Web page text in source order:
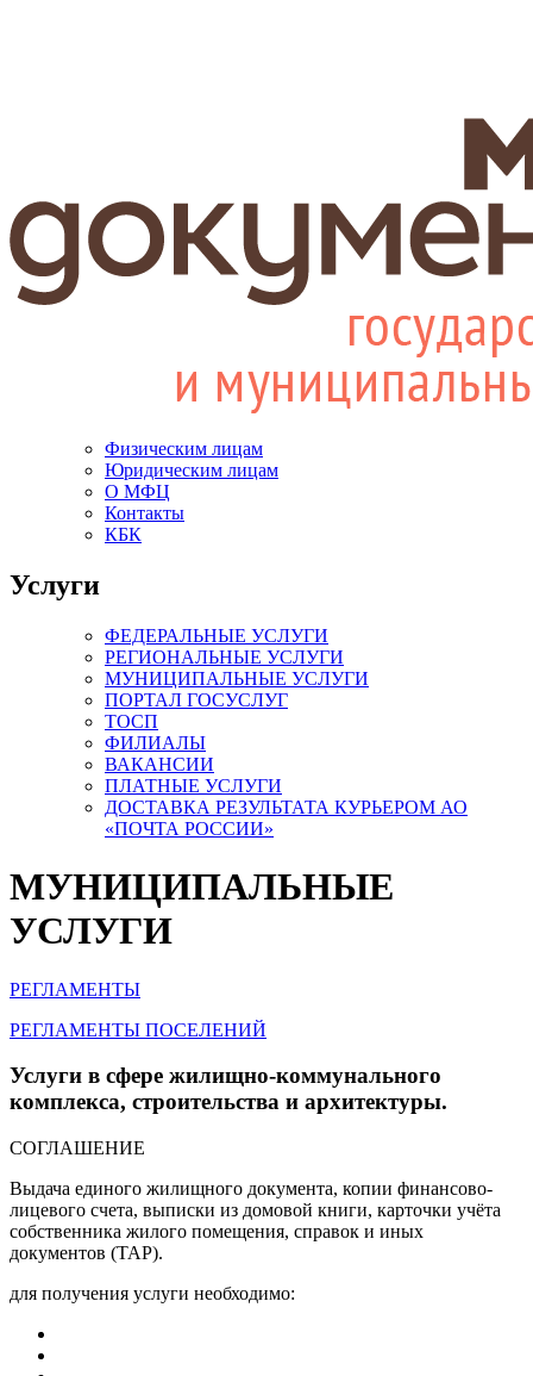
Физическим лицам
Юридическим лицам
О МФЦ
Контакты
КБК
Услуги
ФЕДЕРАЛЬНЫЕ УСЛУГИ
РЕГИОНАЛЬНЫЕ УСЛУГИ
МУНИЦИПАЛЬНЫЕ УСЛУГИ
ПОРТАЛ ГОСУСЛУГ
ТОСП
ФИЛИАЛЫ
ВАКАНСИИ
ПЛАТНЫЕ УСЛУГИ
ДОСТАВКА РЕЗУЛЬТАТА КУРЬЕРОМ АО
«ПОЧТА РОССИИ»
МУНИЦИПАЛЬНЫЕ
УСЛУГИ
РЕГЛАМЕНТЫ
РЕГЛАМЕНТЫ ПОСЕЛЕНИЙ
Услуги в сфере жилищно-коммунального
комплекса, строительства и архитектуры.
СОГЛАШЕНИЕ
Выдача единого жилищного документа, копии финансово-
лицевого счета, выписки из домовой книги, карточки учёта
собственника жилого помещения, справок и иных
документов (ТАР).
для получения услуги необходимо: